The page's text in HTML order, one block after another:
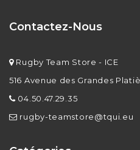
Contactez-Nous
Rugby Team Store - ICE
516 Avenue des Grandes
04.50.47.29.35
rugby-teamstore@tqui.eu